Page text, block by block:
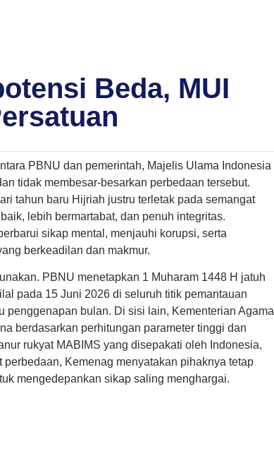
Beda, MUI
PBNU dan pemerintah, Majelis Ulama Indonesia
tidak membesar-besarkan perbedaan tersebut.
tahun baru Hijriah justru terletak pada semangat
lebih bermartabat, dan penuh integritas.
sikap mental, menjauhi korupsi, serta
berkeadilan dan makmur.
PBNU menetapkan 1 Muharam 1448 H jatuh
pada 15 Juni 2026 di seluruh titik pemantauan
bulan. Di sisi lain, Kementerian Agama
berdasarkan perhitungan parameter tinggi dan
rukyat MABIMS yang disepakati oleh Indonesia,
Kemenag menyatakan pihaknya tetap
mengedepankan sikap saling menghargai.